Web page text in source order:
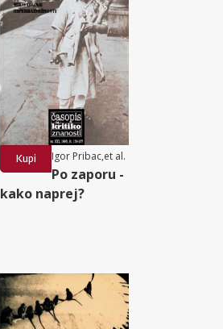
Kupi Igor Pribac,et al.
Po zaporu -
kako naprej?